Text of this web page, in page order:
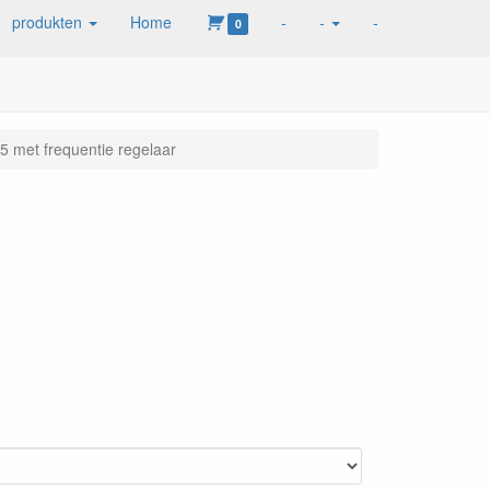
produkten Home 0 - - -
met frequentie regelaar